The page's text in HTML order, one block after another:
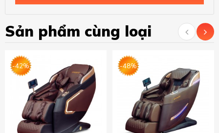
Sản phẩm cùng loại
-42% -48%